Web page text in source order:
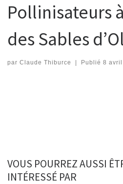
Pollinisateurs
des Sables
par Claude Thiburce | Publié 8 avril
VOUS POURREZ AUSSI
INTÉRESSÉ PAR